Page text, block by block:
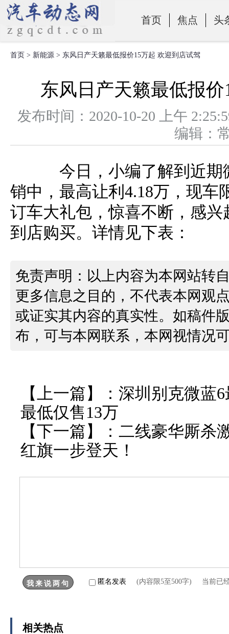
首页 焦点 头
零部件
首页 > 新能源 > 东风日产天籁最低报价15万起 欢迎到店试驾
东风日产天籁最低报
发布时间：2020-10-20 上午
编辑
今日，小编了解到近期
销中，最高让利4.18万，现车
订车大礼包，惊喜不断，感
到店购买。详情见下表：
免责声明：以上内容为本网站转
更多信息之目的，不代表本网观
或证实其内容的真实性。如稿件
布，可与本网联系，本网视情况
【上一篇】： 深圳别克微蓝
最低仅售13万
【下一篇】： 二线豪华厮杀
红旗一步登天！
匿名发表 (内容限5至500字) 当前已
相关热点